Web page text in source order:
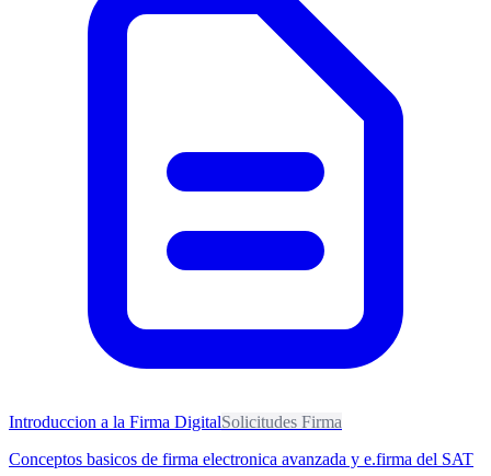
Introduccion a la Firma DigitalSolicitudes Firma
Conceptos basicos de firma electronica avanzada y e.firma del SAT